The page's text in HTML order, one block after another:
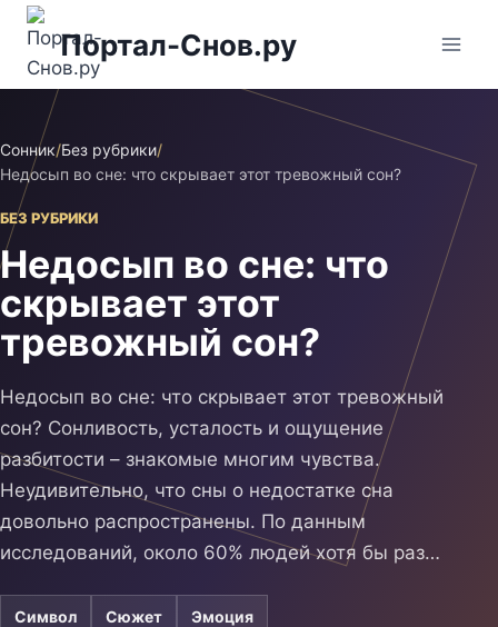
Перейти
содержимому
Портал-Снов.ру
Сонник/Без рубрики/
Недосып во сне: что скрывает этот тревожный сон?
БЕЗ РУБРИКИ
Недосып во сне: что
скрывает этот
тревожный сон?
Недосып во сне: что скрывает этот тревожный
сон? Сонливость, усталость и ощущение
разбитости – знакомые многим чувства.
Неудивительно, что сны о недостатке сна
довольно распространены. По данным
исследований, около 60% людей хотя бы раз…
Символ Сюжет Эмоция